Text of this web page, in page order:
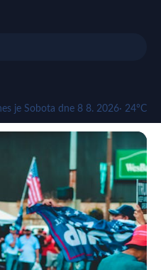
je Sobota dne 8 8. 2026· 24°C